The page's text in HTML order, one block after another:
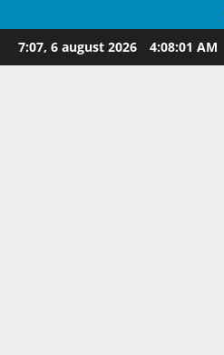
Skip
to
7:07, 6 august 2026 4:08:01 AM